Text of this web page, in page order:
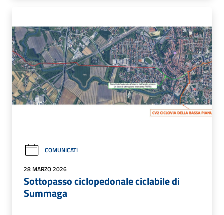
COMUNICATI
28 MARZO 2026
Sottopasso ciclopedonale ciclabile di
Summaga